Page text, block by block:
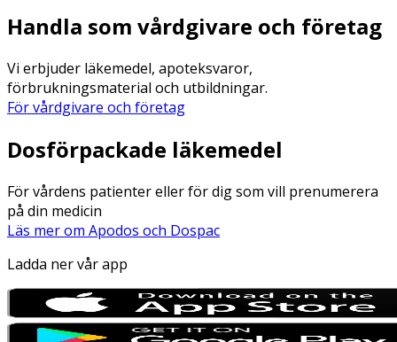
Handla som vårdgivare och företag
Vi erbjuder läkemedel, apoteksvaror,
förbrukningsmaterial och utbildningar.
För vårdgivare och företag
Dosförpackade läkemedel
För vårdens patienter eller för dig som vill prenumerera
på din medicin
Läs mer om Apodos och Dospac
Ladda ner vår app